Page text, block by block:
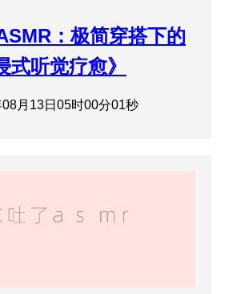
：极简穿搭下的
式听觉疗愈》
月13日05时00分01秒